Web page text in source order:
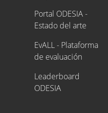
Portal ODESIA -
Estado del arte
EvALL - Plataforma
de evaluación
Leaderboard
ODESIA